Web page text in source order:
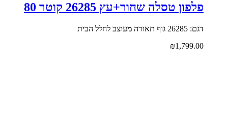
פלפון טסלה שחור+עץ 26285 קוטר 80
דגם: 26285 גוף תאורה מעוצב לחלל הבית
₪1,799.00